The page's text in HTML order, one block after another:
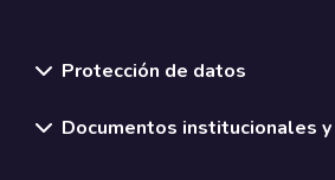
Protección de datos
Documentos institucionales